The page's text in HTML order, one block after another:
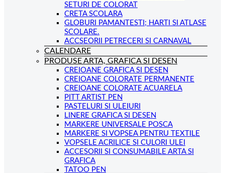
SETURI DE COLORAT
CRETA SCOLARA
GLOBURI PAMANTESTI; HARTI SI ATLASE
SCOLARE.
ACCSEORII PETRECERI SI CARNAVAL
CALENDARE
PRODUSE ARTA, GRAFICA SI DESEN
CREIOANE GRAFICA SI DESEN
CREIOANE COLORATE PERMANENTE
CREIOANE COLORATE ACUARELA
PITT ARTIST PEN
PASTELURI SI ULEIURI
LINERE GRAFICA SI DESEN
MARKERE UNIVERSALE POSCA
MARKERE SI VOPSEA PENTRU TEXTILE
VOPSELE ACRILICE SI CULORI ULEI
ACCESORII SI CONSUMABILE ARTA SI
GRAFICA
TATOO PEN